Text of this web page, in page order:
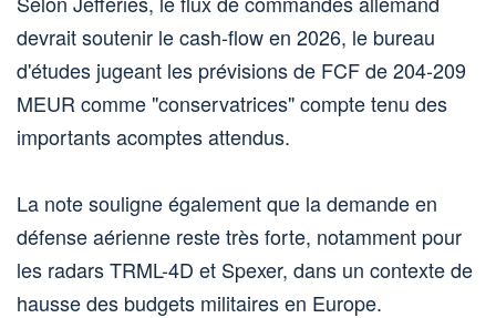
devrait soutenir le cash-flow en 2026, le bureau
d'études jugeant les prévisions de FCF de 204-209
MEUR comme "conservatrices" compte tenu des
importants acomptes attendus.
La note souligne également que la demande en
défense aérienne reste très forte, notamment pour
les radars TRML-4D et Spexer, dans un contexte de
hausse des budgets militaires en Europe.